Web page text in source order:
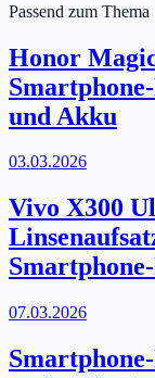
Passend zum Thema
Honor
und Akku
03.03.2026
Vivo X300
07.03.2026